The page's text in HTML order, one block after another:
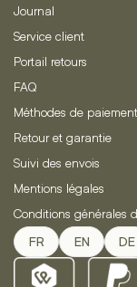
Journal
Service client
Portail retours
FAQ
Méthodes de paiement
Retour et garantie
Suivi des envois
Mentions légales
Conditions générales
FR EN DE